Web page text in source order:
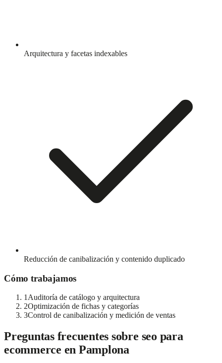
Arquitectura y facetas indexables
Reducción de canibalización y contenido duplicado
Cómo trabajamos
1 Auditoría de catálogo y arquitectura
2Optimización de fichas y categorías
3Control de canibalización y medición de ventas
Preguntas frecuentes sobre seo para
ecommerce en Pamplona